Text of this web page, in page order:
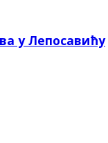
у Лепосавићу